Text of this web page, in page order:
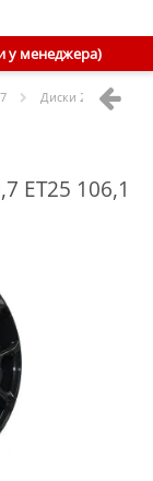
менеджера)
Диски 20 6x139,7
ET25 106,1